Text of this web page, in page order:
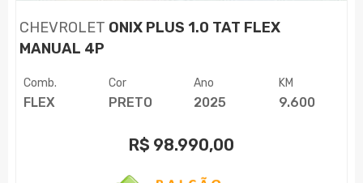
CHEVROLET ONIX PLUS 1.0 TAT FLEX
MANUAL 4P
Comb.
FLEX
Cor
PRETO
Ano
2025
KM
9.600
R$ 98.990,00